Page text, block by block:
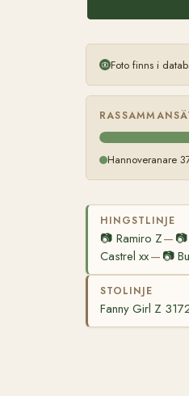
Foto finns i
Hannoveranare
HINGSTLINJE
📷 Ramiro Z— 📷
Castrel xx— 📷
STOLINJE
Fanny Girl Z